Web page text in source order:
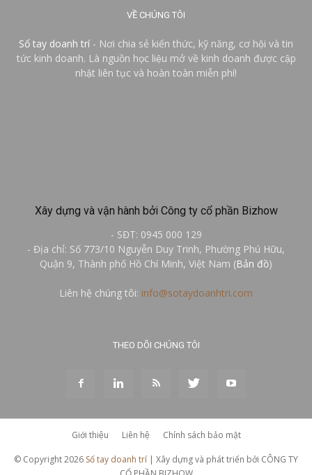
VỀ CHÚNG TÔI
Sổ tay doanh trí - Nơi chia sẻ kiến thức, kỹ năng, cơ hội và tin
tức kinh doanh. Là nguồn học liệu mở về kinh doanh được cập
nhật liên tục và hoàn toàn miễn phí!
Xây dựng và vận hành bởi Công ty cổ phần Bizhow
- SĐT: 0945 000 129
- Địa chỉ: Số 773/10 Nguyễn Duy Trinh, Phường Phú Hữu,
Quận 9, Thành phố Hồ Chí Minh, Việt Nam (Bản đồ)
Liên hệ chúng tôi: info@sotaydoanhtri.com
THEO DÕI CHÚNG TÔI
Giới thiệu Liên hệ Chính sách bảo mật
© Copyright 2026 Sổ tay doanh trí | Xây dựng và phát triển bởi CÔNG TY